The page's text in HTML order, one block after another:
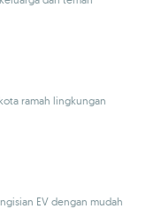
ramah lingkungan
EV dengan mudah